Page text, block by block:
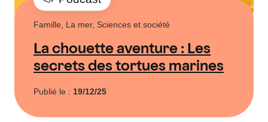
La chouette aventure : Les
secrets des tortues marines
Famille, La mer, Sciences et société
Publié le : 19/12/25